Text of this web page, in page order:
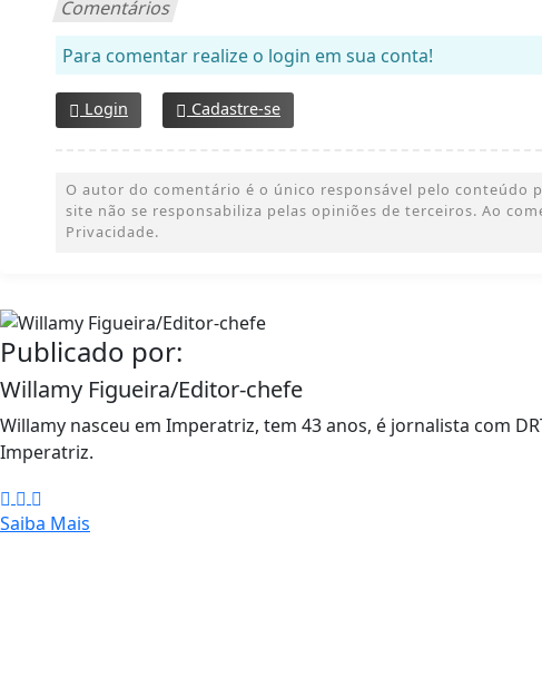
Comentários
Para comentar realize o login em sua conta!
Login Cadastre-se
O autor do comentário é o único responsável pelo conteúdo
site não se responsabiliza pelas opiniões de terceiros. Ao
Privacidade.
Publicado por:
Willamy Figueira/Editor-chefe
Willamy nasceu em Imperatriz, tem 43 anos, é jornalista com
Imperatriz.
Saiba Mais